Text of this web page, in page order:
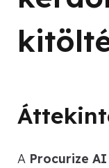
A Procurize AI